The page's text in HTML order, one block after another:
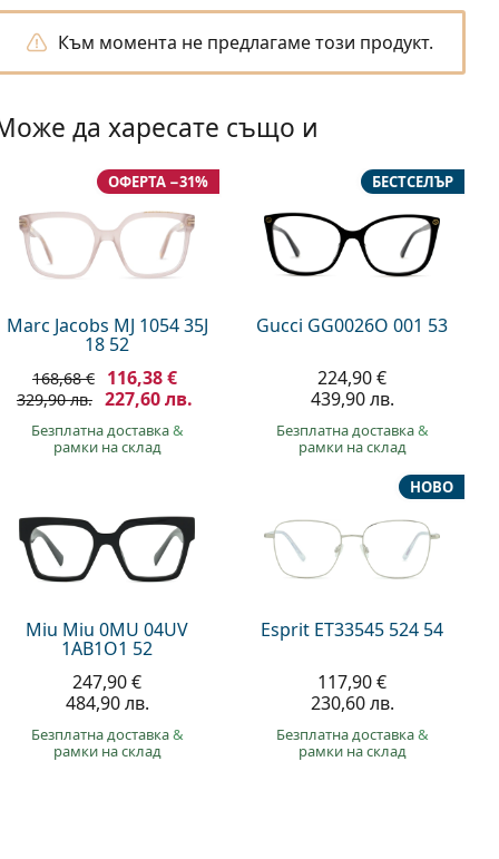
Към момента не предлагаме този продукт.
да харесате също и
Marc Jacobs MJ 1054 35J
18 52
ОФЕРТА −31%
168,68 € 116,38 €
329,90 лв. 227,60 лв.
Безплатна доставка&
рамки на склад
Gucci GG0026O 001 53
БЕСТСЕЛЪР
224,90 €
439,90 лв.
Безплатна доставка&
рамки на склад
Miu Miu 0MU 04UV
1AB1O1 52
247,90 €
484,90 лв.
Безплатна доставка&
рамки на склад
Esprit ET33545 524 54
НОВО
117,90 €
230,60 лв.
Безплатна доставка&
рамки на склад